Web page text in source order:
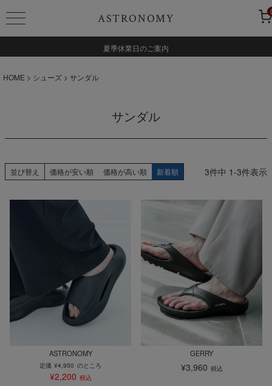
ASTRONOMY
夏季休業日のご案内
HOME シューズ サンダル
サンダル
並び替え 価格が安い順 価格が高い順 新着順 3件中 1-3件表示
ASTRONOMY
定価 ¥4,950 のところ
¥2,200 税込
GERRY
¥3,960 税込